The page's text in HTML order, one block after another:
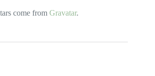
come from Gravatar.